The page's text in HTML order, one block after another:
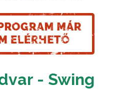
- Swing